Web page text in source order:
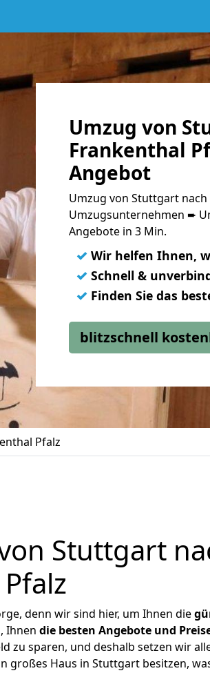
Umzug von
Frankenthal
Angebot
Umzug von Stuttgart nach
Umzugsunternehmen ➨
Angebote in 3 Min.
✓ Wir helfen Ihnen,
✓ Schnell &
✓ Finden Sie das
blitzschnell
Pfalz
Stuttgart
Pfalz
denn wir sind hier, um Ihnen die
Ihnen die besten Angebote und
zu sparen, und deshalb setzen wir
großes Haus in Stuttgart besitzen,